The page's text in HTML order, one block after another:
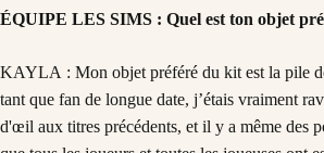
ÉQUIPE LES SIMS : Quel est ton objet
KAYLA : Mon objet préféré du kit est la pile
tant que fan de longue date, j’étais vraiment
d'œil aux titres précédents, et il y a même des